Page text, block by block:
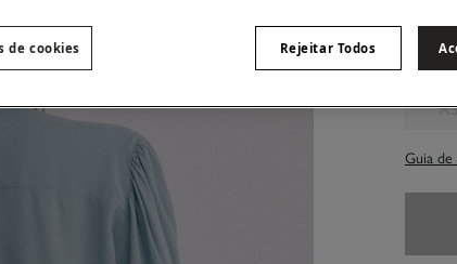
Guia
Rejeitar Todos
de cookies